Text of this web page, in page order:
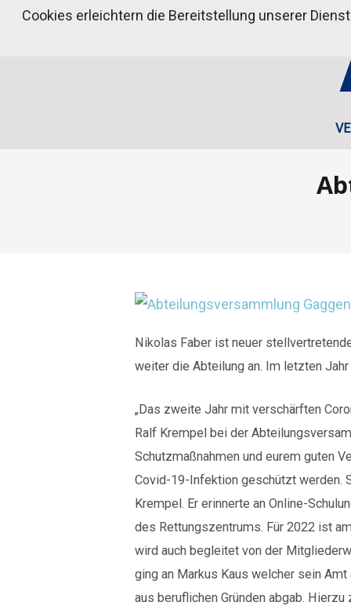
Nikolas Faber ist neuer
weiter die Abteilung an. Im letzten
„Das zweite Jahr mit verschärften
Ralf Krempel bei der
Schutzmaßnahmen und eurem guten
Covid-19-Infektion geschützt werden.
Krempel. Er erinnerte an Online-
des Rettungszentrums. Für 2022 ist
wird auch begleitet von der
ging an Markus Kaus welcher sein
aus beruflichen Gründen abgab.
Cookies erleichtern die Bereitstellung unserer